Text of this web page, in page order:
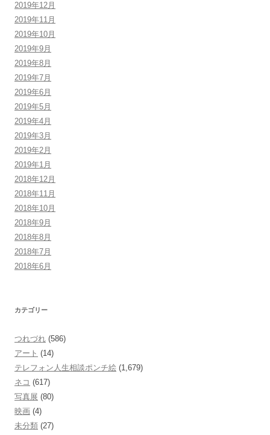
2019年12月
2019年11月
2019年10月
2019年9月
2019年8月
2019年7月
2019年6月
2019年5月
2019年4月
2019年3月
2019年2月
2019年1月
2018年12月
2018年11月
2018年10月
2018年9月
2018年8月
2018年7月
2018年6月
カテゴリー
つれづれ (586)
アート (14)
テレフォン人生相談ポンチ絵 (1,679)
ネコ (617)
写真展 (80)
映画 (4)
未分類 (27)